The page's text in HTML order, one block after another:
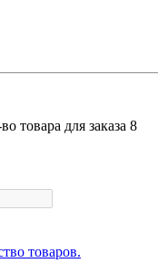
товара для заказа 8
товаров.